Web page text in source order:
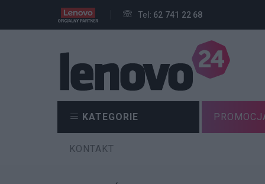
Tel: 62 741 22 68
KATEGORIE
KONTAKT